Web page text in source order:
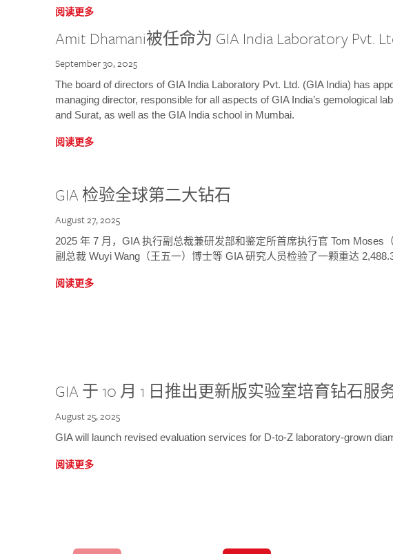
阅读更多
Amit Dhamani被任命为 GIA India Laboratory Pvt.
September 30, 2025
The board of directors of GIA India Laboratory Pvt. Ltd. (GIA India) has
managing director, responsible for all aspects of GIA India’s gemological
and Surat, as well as the GIA India school in Mumbai.
阅读更多
GIA 检验全球第二大钻石
August 27, 2025
2025 年 7 月，GIA 执行副总裁兼研发部和鉴定所首席执行官 Tom Moses
副总裁 Wuyi Wang（王五一）博士等 GIA 研究人员检验了一颗重达
阅读更多
GIA 于 10 月 1 日推出更新版实验室培育钻石服
August 25, 2025
GIA will launch revised evaluation services for D-to-Z laboratory-grown
阅读更多